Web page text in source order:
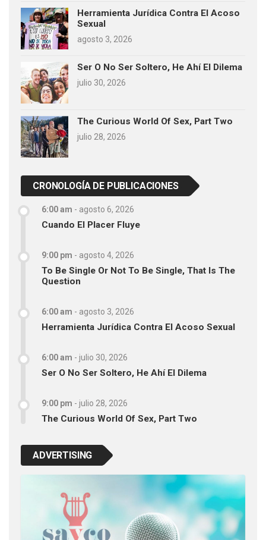
Herramienta Jurídica Contra El Acoso
Sexual
agosto 3, 2026
Ser O No Ser Soltero, He Ahí El Dilema
julio 30, 2026
The Curious World Of Sex, Part Two
julio 28, 2026
CRONOLOGÍA DE PUBLICACIONES
6:00 am - agosto 6, 2026
Cuando El Placer Fluye
9:00 pm - agosto 4, 2026
To Be Single Or Not To Be Single, That Is The
Question
6:00 am - agosto 3, 2026
Herramienta Jurídica Contra El Acoso Sexual
6:00 am - julio 30, 2026
Ser O No Ser Soltero, He Ahí El Dilema
9:00 pm - julio 28, 2026
The Curious World Of Sex, Part Two
ADVERTISING